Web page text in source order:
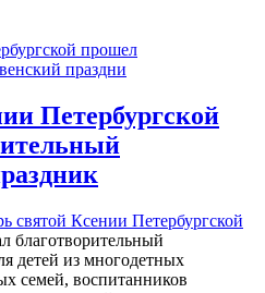
Петербургской
святой Ксении Петербургской
благотворительный
детей из многодетных
семей, воспитанников